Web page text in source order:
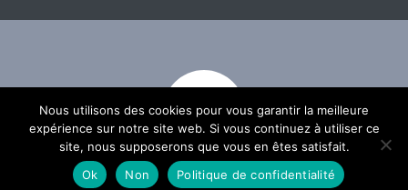
Nous utilisons des cookies pour vous garantir la meilleure
expérience sur notre site web. Si vous continuez à utiliser ce
site, nous supposerons que vous en êtes satisfait.
Ok
Non Politique de confidentialité